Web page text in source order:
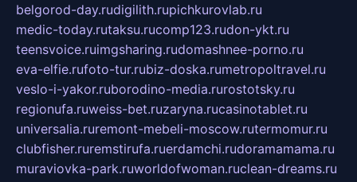
belgorod-day.rudigilith.rupichkurovlab.ru
medic-today.rutaksu.rucomp123.rudon-ykt.ru
teensvoice.ruimgsharing.rudomashnee-porno.ru
eva-elfie.rufoto-tur.rubiz-doska.rumetropoltravel.ru
veslo-i-yakor.ruborodino-media.rurostotsky.ru
regionufa.ruweiss-bet.ruzaryna.rucasinotablet.ru
universalia.ruremont-mebeli-moscow.rutermomur.ru
clubfisher.ruremstirufa.ruerdamchi.rudoramamama.ru
muraviovka-park.ruworldofwoman.ruclean-dreams.ru